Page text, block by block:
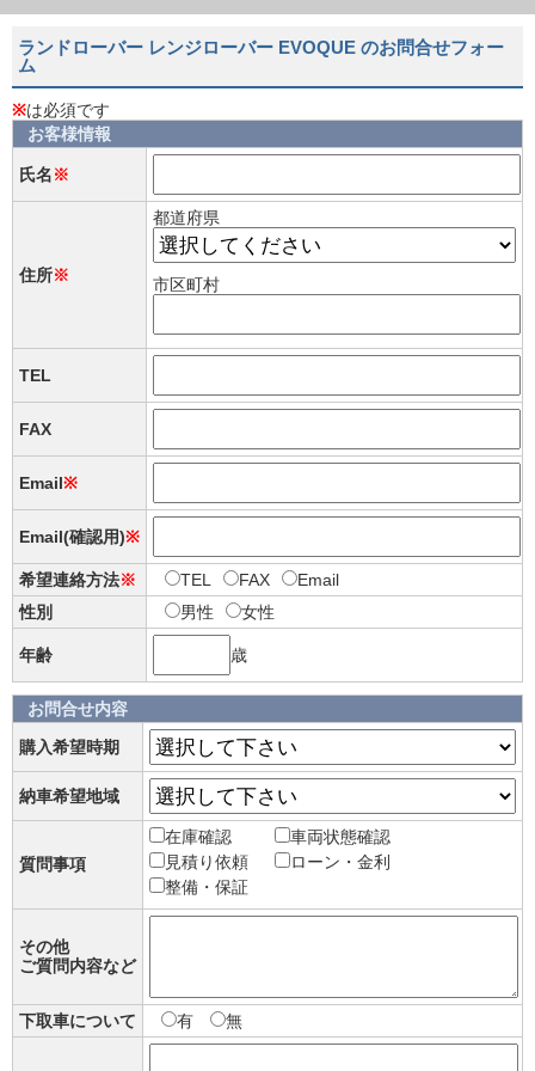
ランドローバー レンジローバー EVOQUE のお問合せフォー
ム
※は必須です
お客様情報
氏名※
住所※
都道府県
市区町村
TEL
FAX
Email※
Email(確認用)※
希望連絡方法※ TEL FAX
Email
性別
男性 女性
年齢 歳
お問合せ内容
購入希望時期
納車希望地域
質問事項
在庫確認
車両状態確認
見積り依頼
ローン・金利
整備・保証
その他
ご質問内容など
下取車について 有 無